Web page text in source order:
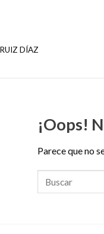
DÍAZ
¡Oops!
Parece que no